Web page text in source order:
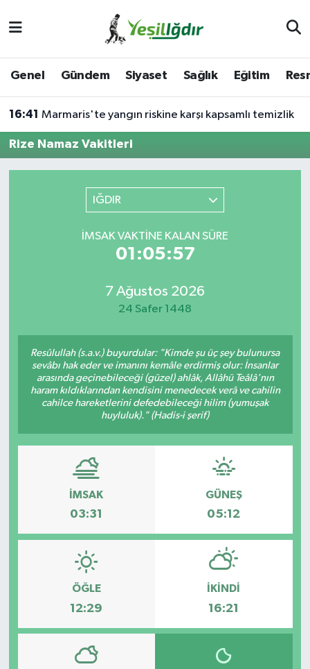
Genel Gündem Siyaset Sağlık Eğitim
16:41 Marmaris'te yangın riskine karşı kapsamlı temizlik
Rize Namaz Vakitleri
IĞDIR
İMSAK VAKTINE KALAN SÜRE
01:05:57
7 Ağustos 2026
24 Safer 1448
Resûlullah (s.a.v.) buyurdular: "Kimde şu üç şey bulunursa
sevâbı hak eder ve imanını kemâle erdirmiş olur: İnsanlar
arasında geçinebileceği (güzel) ahlâk, Allâhü Teâlâ'nın
haram kıldıklarından kendisini menedecek verâ ve cahilin
cahilce hareketlerini defedebileceği hilim (yumuşak
huyluluk)." (Hadis-i şerif)
İMSAK
03:31
GÜNEŞ
05:12
ÖĞLE
12:29
İKINDI
16:21
İğdir Namaz Vakitleri
Iğdır Trafik Yoğunluk Haritası
Süper Lig Puan Durumu ve Fikstür
Tüm Manşetler